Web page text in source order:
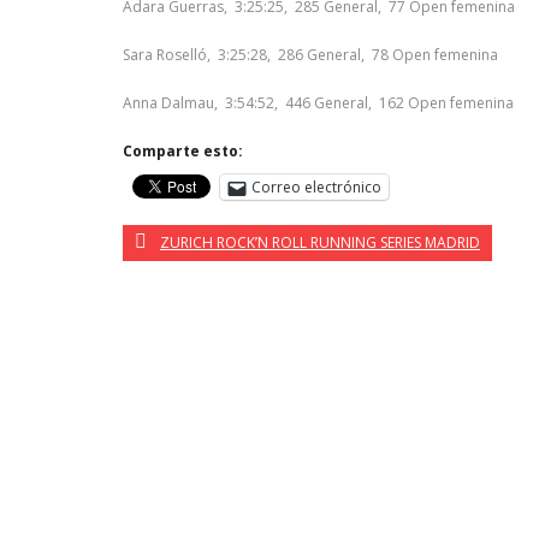
Adara Guerras, 3:25:25, 285 General, 77 Open femenina
Sara Roselló, 3:25:28, 286 General, 78 Open femenina
Anna Dalmau, 3:54:52, 446 General, 162 Open femenina
Comparte esto:
Correo electrónico
ZURICH ROCK’N ROLL RUNNING SERIES MADRID